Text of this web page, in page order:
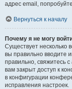
адрес email,
Вернуться к началу
Почему я не могу
Существует несколько
вы правильно вводите
правильно, свяжитесь
вам закрыт доступ к
в конфигурации
исправления настроек.